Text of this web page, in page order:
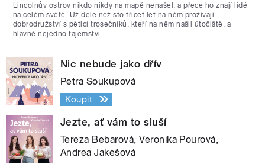
Lincolnův ostrov nikdo nikdy na mapě nenašel, a přece ho znají lidé
na celém světě. Už déle než sto třicet let na něm prožívají
dobrodružství s pěticí trosečníků, kteří na něm našli útočiště, a
hlavně nejedno tajemství.
Nic nebude jako dřív
Petra Soukupová
Koupit
Jezte, ať vám to sluší
Tereza Bebarová, Veronika Pourová,
Andrea Jakešová